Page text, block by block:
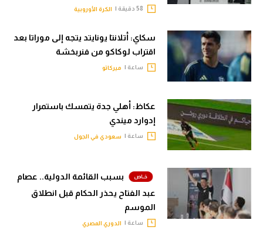
الكرة الأوروبية
سكاي: أتلانتا يونايتد يتجه إلى موراتا بعد
اقتراب لوكاكو من فنربخشة
ساعة | ميركاتو
عكاظ: أهلي جدة يتمسك باستمرار
إدوارد ميندي
ساعة | سعودي في الجول
بسبب القائمة الدولية.. عصام
عبد الفتاح يحذر الحكام قبل انطلاق
الموسم
ساعة | الدوري المصري